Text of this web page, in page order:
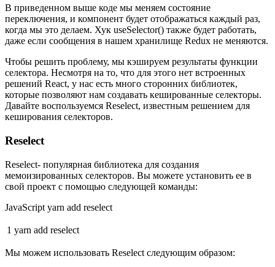
В приведенном выше коде мы меняем состояние
переключения, и компонент будет отображаться каждый раз,
когда мы это делаем. Хук useSelector() также будет работать,
даже если сообщения в нашем хранилище Redux не меняются.
Чтобы решить проблему, мы кэшируем результаты функции
селектора. Несмотря на то, что для этого нет встроенных
решений React, у нас есть много сторонних библиотек,
которые позволяют нам создавать кешированные селекторы.
Давайте воспользуемся Reselect, известным решением для
кеширования селекторов.
Reselect
Reselect- популярная библиотека для создания
мемоизированных селекторов. Вы можете установить ее в
свой проект с помощью следующей команды:
JavaScript yarn add reselect
1 yarn add reselect
Мы можем использовать Reselect следующим образом: